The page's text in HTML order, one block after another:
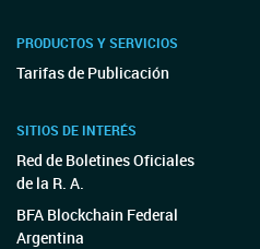
PRODUCTOS Y SERVICIOS
Tarifas de Publicación
SITIOS DE INTERÉS
Red de Boletines Oficiales
de la R. A.
BFA Blockchain Federal
Argentina